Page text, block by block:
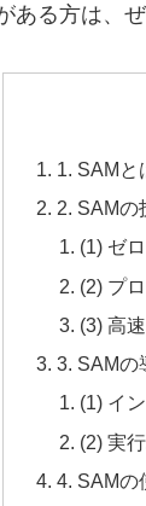
ある方は、
1. SAMと
2. SAMの
(1) ゼ
(2) プ
(3) 高
3. SAMの
(1) イ
(2) 実
4. SAMの